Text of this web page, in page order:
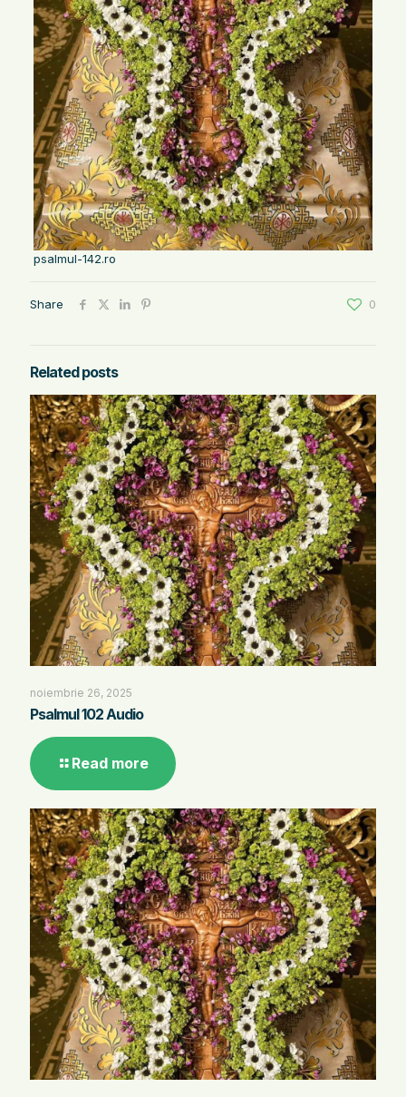
psalmul-142.ro
Share 0
Related posts
noiembrie 26, 2025
Psalmul 102 Audio
Read more